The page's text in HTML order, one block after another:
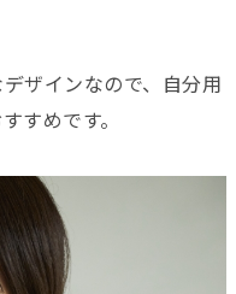
ザインなので、自分用
すめです。